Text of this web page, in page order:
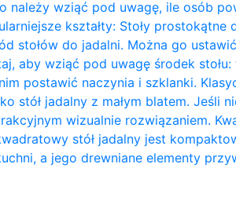
należy wziąć pod uwagę, ile osób
kształty: Stoły prostokątne
stołów do jadalni. Można go
aby wziąć pod uwagę środek
postawić naczynia i szklanki.
stół jadalny z małym blatem. Jeśli
wizualnie rozwiązaniem.
stół jadalny jest
a jego drewniane elementy